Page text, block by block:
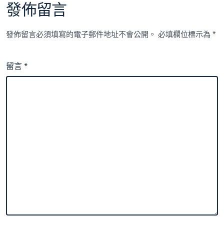
發佈留言
發佈留言必須填寫的電子郵件地址不會公開。 必填欄位標示為*
留言*